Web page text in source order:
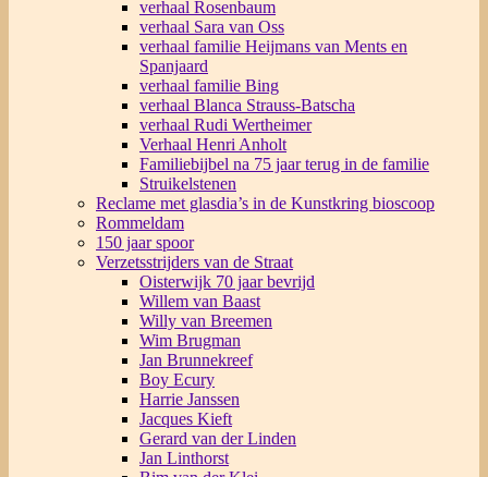
verhaal Rosenbaum
verhaal Sara van Oss
verhaal familie Heijmans van Ments en
Spanjaard
verhaal familie Bing
verhaal Blanca Strauss-Batscha
verhaal Rudi Wertheimer
Verhaal Henri Anholt
Familiebijbel na 75 jaar terug in de familie
Struikelstenen
Reclame met glasdia’s in de Kunstkring bioscoop
Rommeldam
150 jaar spoor
Verzetsstrijders van de Straat
Oisterwijk 70 jaar bevrijd
Willem van Baast
Willy van Breemen
Wim Brugman
Jan Brunnekreef
Boy Ecury
Harrie Janssen
Jacques Kieft
Gerard van der Linden
Jan Linthorst